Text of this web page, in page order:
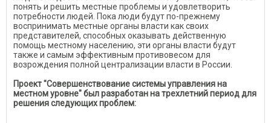
понять и решить местные проблемы и удовлетворить
потребности людей. Пока люди будут по-прежнему
воспринимать местные органы власти как своих
представителей, способных оказывать действенную
помощь местному населению, эти органы власти будут
также и самым эффективным противовесом для
возрождения полной централизации власти в России.
Проект "Совершенствование системы управления на
местном уровне" был разработан на трехлетний период для
решения следующих проблем: